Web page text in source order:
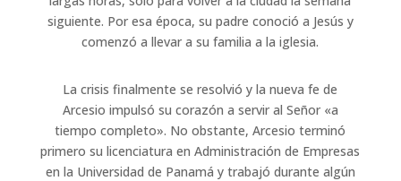
siguiente. Por esa época, su padre conoció a Jesús y
comenzó a llevar a su familia a la iglesia.
La crisis finalmente se resolvió y la nueva fe de
Arcesio impulsó su corazón a servir al Señor «a
tiempo completo». No obstante, Arcesio terminó
primero su licenciatura en Administración de Empresas
en la Universidad de Panamá y trabajó durante algún